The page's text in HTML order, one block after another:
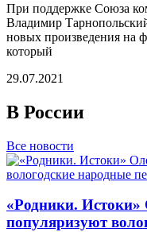
При поддержке Союза
Владимир
новых произведения на
который
29.07.2021
В России
Все новости
«Родники. Истоки»
популяризуют